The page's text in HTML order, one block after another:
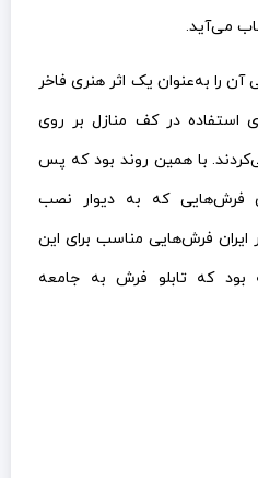
می‌آید.
آن را به‌عنوان یک اثر هنری فاخر
استفاده در کف منازل بر روی
با همین روند بود که پس
فرش‌هایی که به دیوار نصب
فرش‌هایی مناسب برای این
بود که تابلو فرش به جامعه